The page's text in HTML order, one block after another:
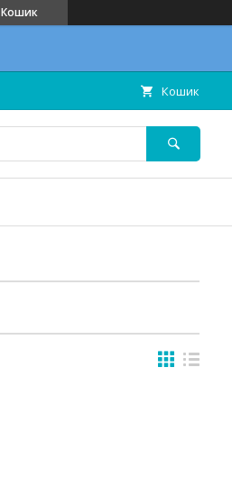
Кошик
Кошик